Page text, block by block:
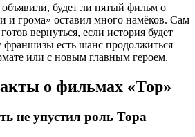
будет ли пятый фильм о
грома» оставил много намёков. Сам
вернуться, если история будет
франшизы есть шанс продолжиться —
или с новым главным героем.
о фильмах «Тор»
не упустил роль Тора